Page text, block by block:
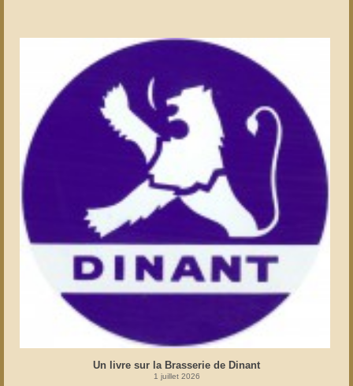
Un livre sur la Brasserie de Dinant
1 juillet 2026